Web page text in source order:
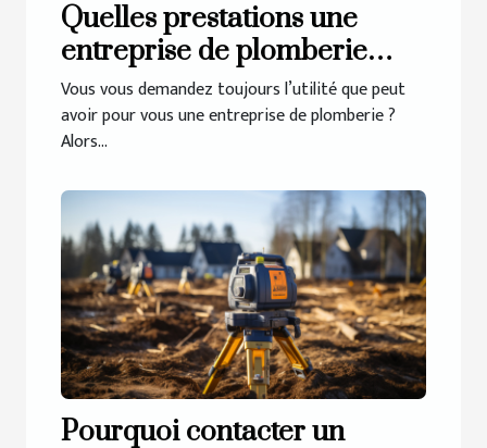
Quelles prestations une
entreprise de plomberie
propose-t-elle ?
Vous vous demandez toujours l’utilité que peut
avoir pour vous une entreprise de plomberie ?
Alors...
Pourquoi contacter un